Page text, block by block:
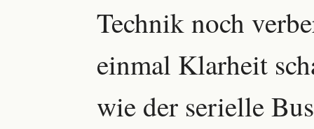
Technik noch
einmal Klarheit
wie der serielle